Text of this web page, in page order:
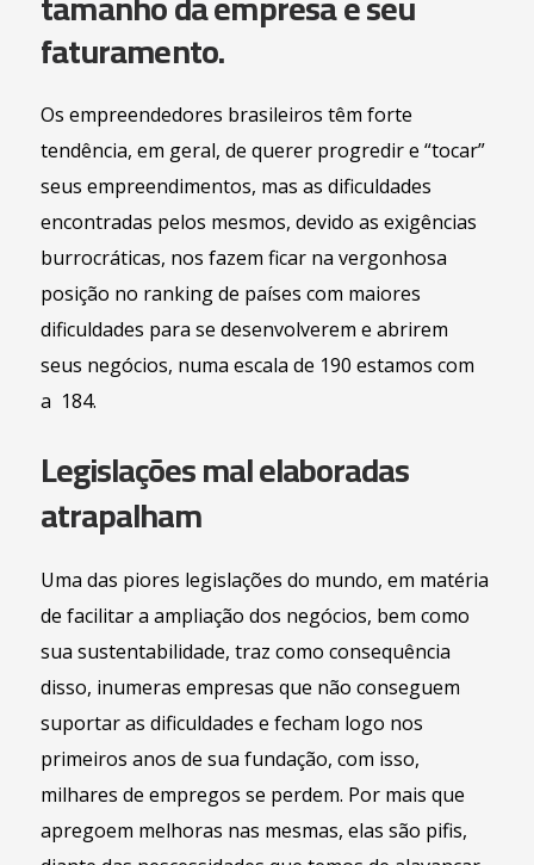
faturamento.
Os empreendedores brasileiros têm forte
tendência, em geral, de querer progredir e “tocar”
seus empreendimentos, mas as dificuldades
encontradas pelos mesmos, devido as exigências
burrocráticas, nos fazem ficar na vergonhosa
posição no ranking de países com maiores
dificuldades para se desenvolverem e abrirem
seus negócios, numa escala de 190 estamos com
a 184.
Legislações mal elaboradas
atrapalham
Uma das piores legislações do mundo, em matéria
de facilitar a ampliação dos negócios, bem como
sua sustentabilidade, traz como consequência
disso, inumeras empresas que não conseguem
suportar as dificuldades e fecham logo nos
primeiros anos de sua fundação, com isso,
milhares de empregos se perdem. Por mais que
apregoem melhoras nas mesmas, elas são pifis,